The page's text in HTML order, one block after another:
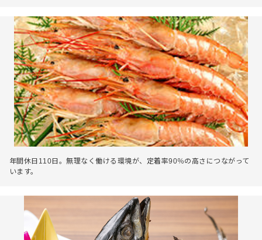
年間休日110日。無理なく働ける環境が、定着率90％の高さにつながって
います。